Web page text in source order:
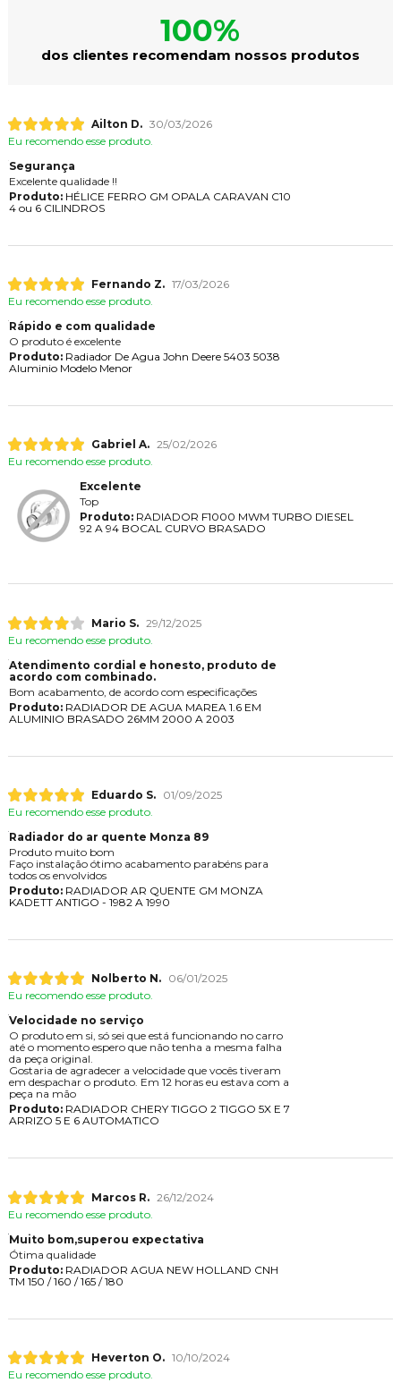
100%
dos clientes recomendam nossos produtos
Ailton D. 30/03/2026
Eu recomendo esse produto.
Segurança
Excelente qualidade !!
Produto:HÉLICE FERRO GM OPALA CARAVAN C10
4 ou 6 CILINDROS
Fernando Z. 17/03/2026
Eu recomendo esse produto.
Rápido e com qualidade
O produto é excelente
Produto:Radiador De Agua John Deere 5403 5038
Aluminio Modelo Menor
Gabriel A. 25/02/2026
Eu recomendo esse produto.
Excelente
Top
Produto:RADIADOR F1000 MWM TURBO DIESEL
92 A 94 BOCAL CURVO BRASADO
Mario S. 29/12/2025
Eu recomendo esse produto.
Atendimento cordial e honesto, produto de
acordo com combinado.
Bom acabamento, de acordo com especificações
Produto:RADIADOR DE AGUA MAREA 1.6 EM
ALUMINIO BRASADO 26MM 2000 A 2003
Eduardo S.
01/09/2025
Eu recomendo esse produto.
Radiador do ar quente Monza 89
Produto muito bom
Faço instalação ótimo acabamento parabéns para
todos os envolvidos
Produto:RADIADOR AR QUENTE GM MONZA
KADETT ANTIGO - 1982 A 1990
Nolberto N.
06/01/2025
Eu recomendo esse produto.
Velocidade no serviço
O produto em si, só sei que está funcionando no carro
até o momento espero que não tenha a mesma falha
da peça original.
Gostaria de agradecer a velocidade que vocês tiveram
em despachar o produto. Em 12 horas eu estava com a
peça na mão
Produto:RADIADOR CHERY TIGGO 2 TIGGO 5X E 7
ARRIZO 5 E 6 AUTOMATICO
Marcos R. 26/12/2024
Eu recomendo esse produto.
Muito bom,superou expectativa
Ótima qualidade
Produto:RADIADOR AGUA NEW HOLLAND CNH
TM 150 / 160 / 165 / 180
Heverton O. 10/10/2024
Eu recomendo esse produto.